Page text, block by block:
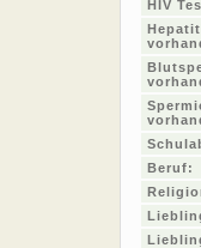
HIV
Beruf: